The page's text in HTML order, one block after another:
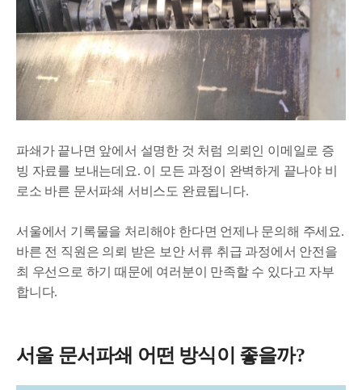
파쇄가 끝나면 앞에서 설명한 것 처럼 의뢰인 이메일로 증
빙 자료를 보내는데요. 이 모든 과정이 완벽하게 끝나야 비
로소 바른 문서파쇄 서비스도 완료됩니다.
서울에서 기록물을 처리해야 한다면 언제나 문의해 주세요.
바른 전 직원은 의뢰 받은 보안 서류 취급 과정에서 안전을
최 우선으로 하기 때문에 여러분이 만족할 수 있다고 자부
합니다.
서울 문서파쇄 어떤 방식이 좋을까?